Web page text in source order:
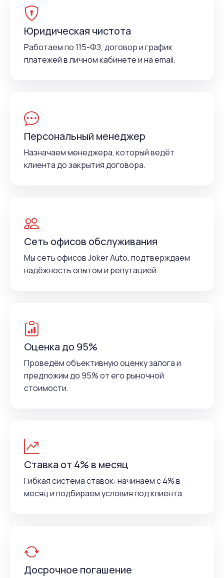
Юридическая чистота
Работаем по 115-ФЗ, договор и график
платежей в личном кабинете и на email.
Персональный менеджер
Назначаем менеджера, который ведёт
клиента до закрытия договора.
Сеть офисов обслуживания
Мы сеть офисов Joker Auto, подтверждаем
надёжность опытом и репутацией.
Оценка до 95%
Проведём объективную оценку залога и
предложим до 95% от его рыночной
стоимости.
Ставка от 4% в месяц
Гибкая система ставок: начинаем с 4% в
месяц и подбираем условия под клиента.
Досрочное погашение